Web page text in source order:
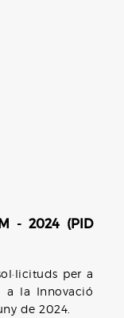
- 2024 (PID
per a
a la Innovació
de 2024.